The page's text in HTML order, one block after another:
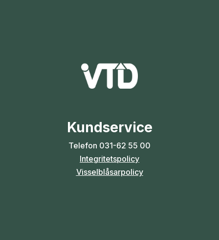
Kundservice
Telefon 031-62 55 00
Integritetspolicy
Visselblåsarpolicy